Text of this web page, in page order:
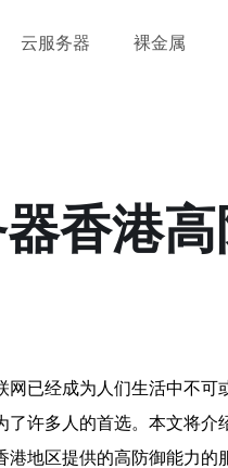
云服务器 裸金属
香港
网已经成为人们生活中不
许多人的首选。本文将介
港地区提供的高防御能力的